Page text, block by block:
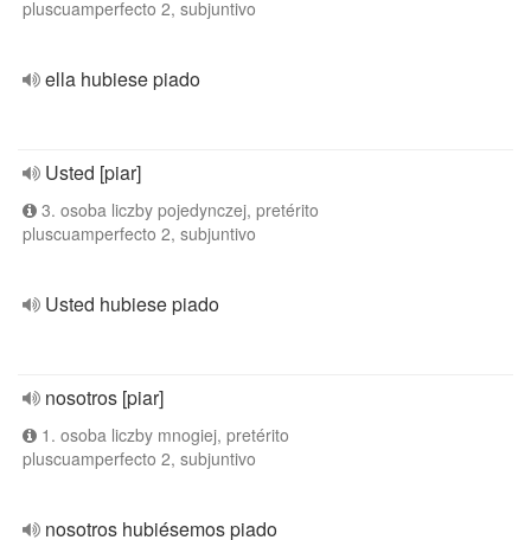
pluscuamperfecto 2, subjuntivo
ella hubiese piado
Usted [piar]
3. osoba liczby pojedynczej, pretérito
pluscuamperfecto 2, subjuntivo
Usted hubiese piado
nosotros [piar]
1. osoba liczby mnogiej, pretérito
pluscuamperfecto 2, subjuntivo
nosotros hubiésemos piado